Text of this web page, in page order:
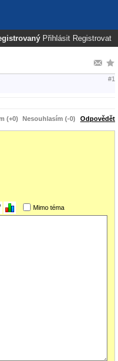
Přihlásit Registrovat
#1
(+0) Nesouhlasím (-0) Odpovědět
Mimo téma